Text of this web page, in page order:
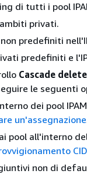
di tutti i pool
privati.
predefiniti
predefiniti e
Cascade delete
le seguenti
dei pool
un'assegnazione
pool all'interno
non di